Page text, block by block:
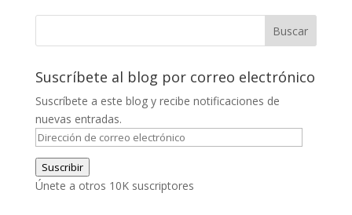
Suscríbete al blog por correo electrónico
Suscríbete a este blog y recibe notificaciones de
nuevas entradas.
Dirección
de
correo
electrónico
Suscribir
Únete a otros 10K suscriptores